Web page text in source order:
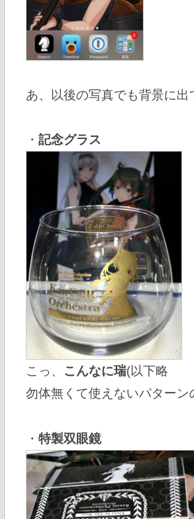
あ、以後の写真でも背景に出
・ 記念グラス
こっ、 こんなに瑞(以下略
勿体無くて使えないパターン
・ 特製双眼鏡